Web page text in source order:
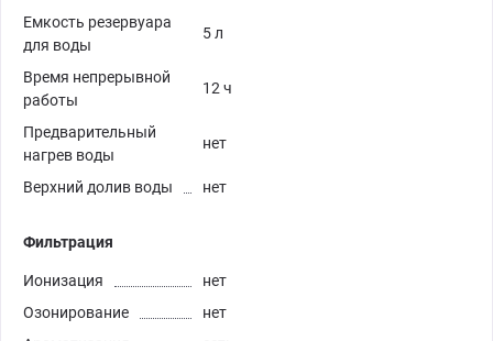
Емкость резервуара
для воды
5 л
Время непрерывной
работы
12 ч
Предварительный
нагрев воды
нет
Верхний долив воды нет
Фильтрация
Ионизация
нет
Озонирование
нет